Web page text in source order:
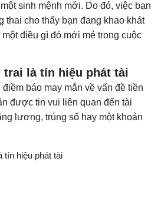
sinh mệnh mới. Do đó, việc bạn
thai cho thấy bạn đang khao khát
điều gì đó mới mẻ trong cuộc
trai là tín hiệu phát tài
báo may mắn về vấn đề tiền
được tin vui liên quan đến tài
lương, trúng số hay một khoản